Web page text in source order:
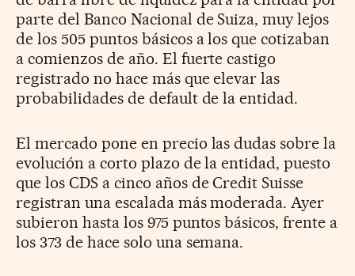
parte del Banco Nacional de Suiza, muy lejos
de los 505 puntos básicos a los que cotizaban
a comienzos de año. El fuerte castigo
registrado no hace más que elevar las
probabilidades de default de la entidad.
El mercado pone en precio las dudas sobre la
evolución a corto plazo de la entidad, puesto
que los CDS a cinco años de Credit Suisse
registran una escalada más moderada. Ayer
subieron hasta los 975 puntos básicos, frente a
los 373 de hace solo una semana.